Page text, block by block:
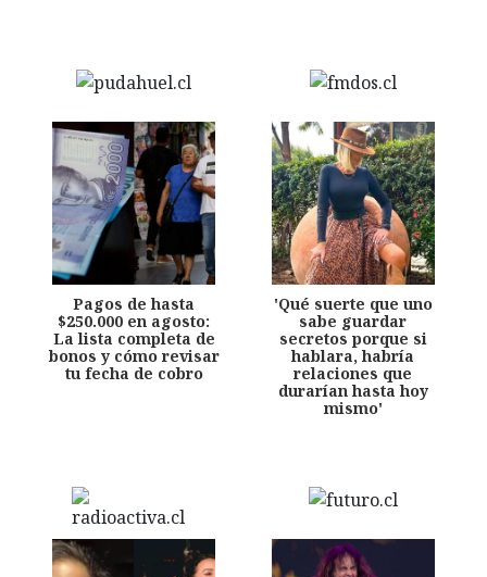
Pagos de hasta
$250.000 en agosto:
La lista completa de
bonos y cómo revisar
tu fecha de cobro
'Qué suerte que uno
sabe guardar
secretos porque si
hablara, habría
relaciones que
durarían hasta hoy
mismo'